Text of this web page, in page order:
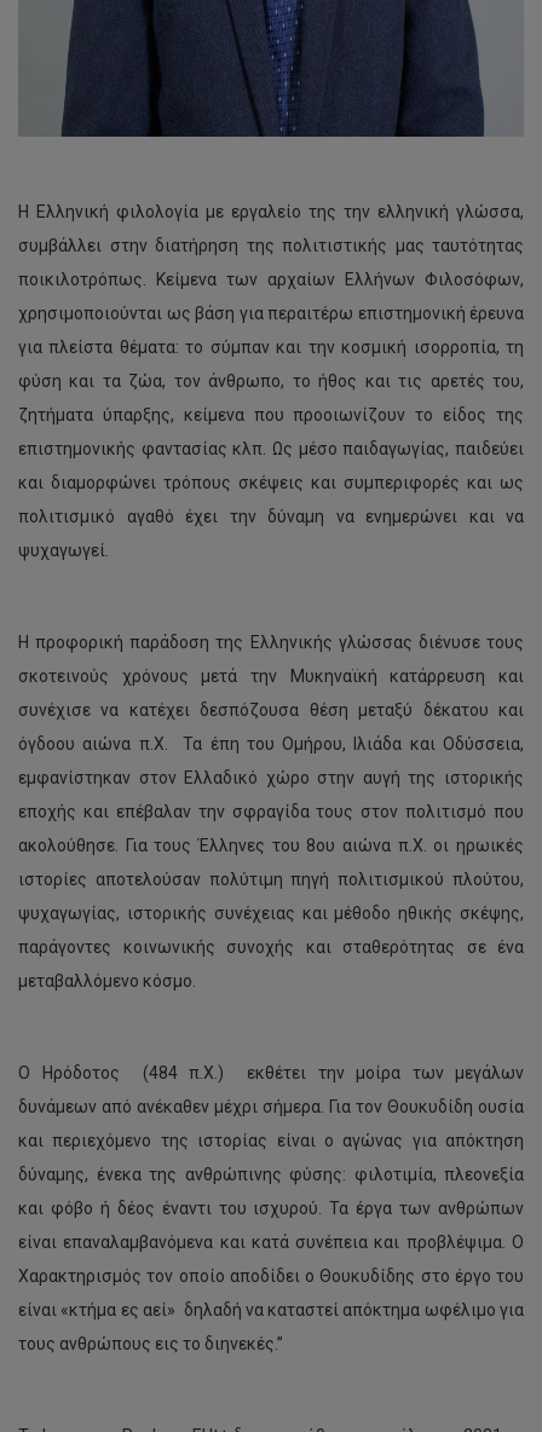
Η Ελληνική φιλολογία με εργαλείο της την ελληνική γλώσσα,
συμβάλλει στην διατήρηση της πολιτιστικής μας ταυτότητας
ποικιλοτρόπως. Κείμενα των αρχαίων Ελλήνων Φιλοσόφων,
χρησιμοποιούνται ως βάση για περαιτέρω επιστημονική έρευνα
για πλείστα θέματα: το σύμπαν και την κοσμική ισορροπία, τη
φύση και τα ζώα, τον άνθρωπο, το ήθος και τις αρετές του,
ζητήματα ύπαρξης, κείμενα που προοιωνίζουν το είδος της
επιστημονικής φαντασίας κλπ. Ως μέσο παιδαγωγίας, παιδεύει
και διαμορφώνει τρόπους σκέψεις και συμπεριφορές και ως
πολιτισμικό αγαθό έχει την δύναμη να ενημερώνει και να
ψυχαγωγεί.
Η προφορική παράδοση της Ελληνικής γλώσσας διένυσε τους
σκοτεινούς χρόνους μετά την Μυκηναϊκή κατάρρευση και
συνέχισε να κατέχει δεσπόζουσα θέση μεταξύ δέκατου και
όγδοου αιώνα π.Χ. Τα έπη του Ομήρου, Ιλιάδα και Οδύσσεια,
εμφανίστηκαν στον Ελλαδικό χώρο στην αυγή της ιστορικής
εποχής και επέβαλαν την σφραγίδα τους στον πολιτισμό που
ακολούθησε. Για τους Έλληνες του 8ου αιώνα π.Χ. οι ηρωικές
ιστορίες αποτελούσαν πολύτιμη πηγή πολιτισμικού πλούτου,
ψυχαγωγίας, ιστορικής συνέχειας και μέθοδο ηθικής σκέψης,
παράγοντες κοινωνικής συνοχής και σταθερότητας σε ένα
μεταβαλλόμενο κόσμο.
Ο Ηρόδοτος (484 π.Χ.) εκθέτει την μοίρα των μεγάλων
δυνάμεων από ανέκαθεν μέχρι σήμερα. Για τον Θουκυδίδη ουσία
και περιεχόμενο της ιστορίας είναι ο αγώνας για απόκτηση
δύναμης, ένεκα της ανθρώπινης φύσης: φιλοτιμία, πλεονεξία
και φόβο ή δέος έναντι του ισχυρού. Τα έργα των ανθρώπων
είναι επαναλαμβανόμενα και κατά συνέπεια και προβλέψιμα. Ο
Χαρακτηρισμός τον οποίο αποδίδει ο Θουκυδίδης στο έργο του
είναι «κτήμα ες αεί» δηλαδή να καταστεί απόκτημα ωφέλιμο για
τους ανθρώπους εις το διηνεκές.”